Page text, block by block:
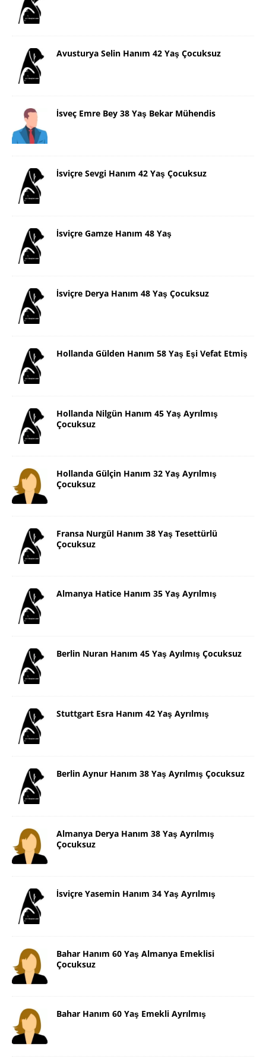
Avusturya Selin Hanım 42 Yaş Çocuksuz
İsveç Emre Bey 38 Yaş Bekar Mühendis
İsviçre Sevgi Hanım 42 Yaş Çocuksuz
İsviçre Gamze Hanım 48 Yaş
İsviçre Derya Hanım 48 Yaş Çocuksuz
Hollanda Gülden Hanım 58 Yaş Eşi Vefat Etmiş
Hollanda Nilgün Hanım 45 Yaş Ayrılmış
Çocuksuz
Hollanda Gülçin Hanım 32 Yaş Ayrılmış
Çocuksuz
Fransa Nurgül Hanım 38 Yaş Tesettürlü
Çocuksuz
Almanya Hatice Hanım 35 Yaş Ayrılmış
Berlin Nuran Hanım 45 Yaş Ayılmış Çocuksuz
Stuttgart Esra Hanım 42 Yaş Ayrılmış
Berlin Aynur Hanım 38 Yaş Ayrılmış Çocuksuz
Almanya Derya Hanım 38 Yaş Ayrılmış
Çocuksuz
İsviçre Yasemin Hanım 34 Yaş Ayrılmış
Bahar Hanım 60 Yaş Almanya Emeklisi
Çocuksuz
Bahar Hanım 60 Yaş Emekli Ayrılmış